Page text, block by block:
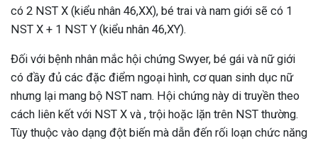
có 2 NST X (kiểu nhân 46,XX), bé trai và nam giới sẽ có 1
NST X + 1 NST Y (kiểu nhân 46,XY).
Đối với bệnh nhân mắc hội chứng Swyer, bé gái và nữ giới
có đầy đủ các đặc điểm ngoại hình, cơ quan sinh dục nữ
nhưng lại mang bộ NST nam. Hội chứng này di truyền theo
cách liên kết với NST X và , trội hoặc lặn trên NST thường.
Tùy thuộc vào dạng đột biến mà dẫn đến rối loạn chức năng